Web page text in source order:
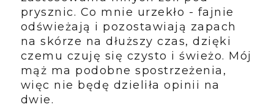
prysznic. Co mnie urzekło - fajnie
odświeżają i pozostawiają zapach
na skórze na dłuższy czas, dzięki
czemu czuję się czysto i świeżo. Mój
mąż ma podobne spostrzeżenia,
więc nie będę dzieliła opinii na
dwie.